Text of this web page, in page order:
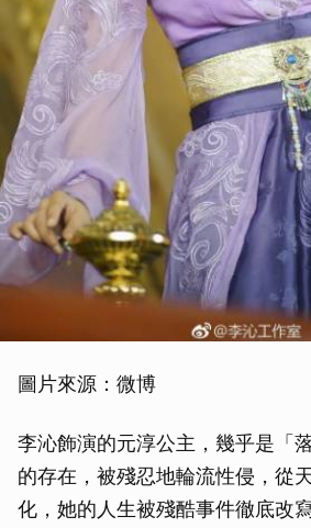
圖片來源：微博
李沁飾演的元淳公主，幾乎是「
的存在，被殘忍地輪流性侵，從
化，她的人生被殘酷事件徹底改